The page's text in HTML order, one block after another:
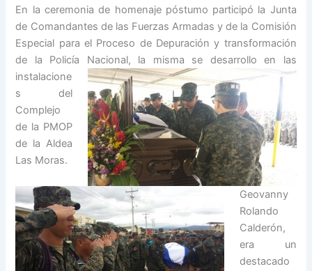
En la ceremonia de homenaje póstumo participó la Junta
de Comandantes de las Fuerzas Armadas y de la Comisión
Especial para el Proceso de Depuración y transformación
de la Policía Nacional, la misma se desarrollo en las
instalacione
s del
Complejo
de la PMOP
de la Aldea
Las Moras.
Geovanny
Rolando
Calderón,
era un
destacado